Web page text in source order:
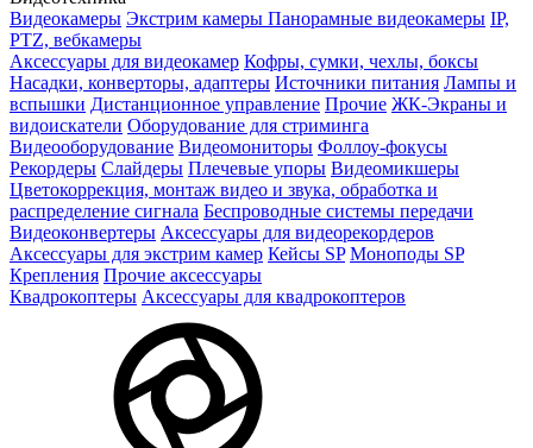
Видеокамеры Экстрим камеры Панорамные видеокамеры IP,
PTZ, вебкамеры
Аксессуары для видеокамер Кофры, сумки, чехлы, боксы
Насадки, конверторы, адаптеры Источники питания Лампы и
вспышки Дистанционное управление Прочие ЖК-Экраны и
видоискатели Оборудование для стриминга
Видеооборудование Видеомониторы Фоллоу-фокусы
Рекордеры Слайдеры Плечевые упоры Видеомикшеры
Цветокоррекция, монтаж видео и звука, обработка и
распределение сигнала Беспроводные системы передачи
Видеоконвертеры Аксессуары для видеорекордеров
Аксессуары для экстрим камер Кейсы SP Моноподы SP
Крепления Прочие аксессуары
Квадрокоптеры Аксессуары для квадрокоптеров